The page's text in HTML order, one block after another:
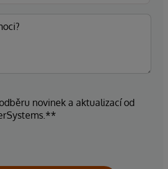
novinek a aktualizací od